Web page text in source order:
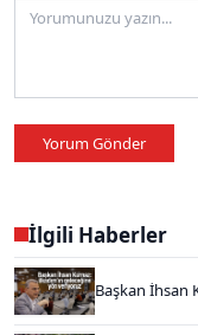
Yorum Gönder
İlgili Haberler
Başkan İhsan